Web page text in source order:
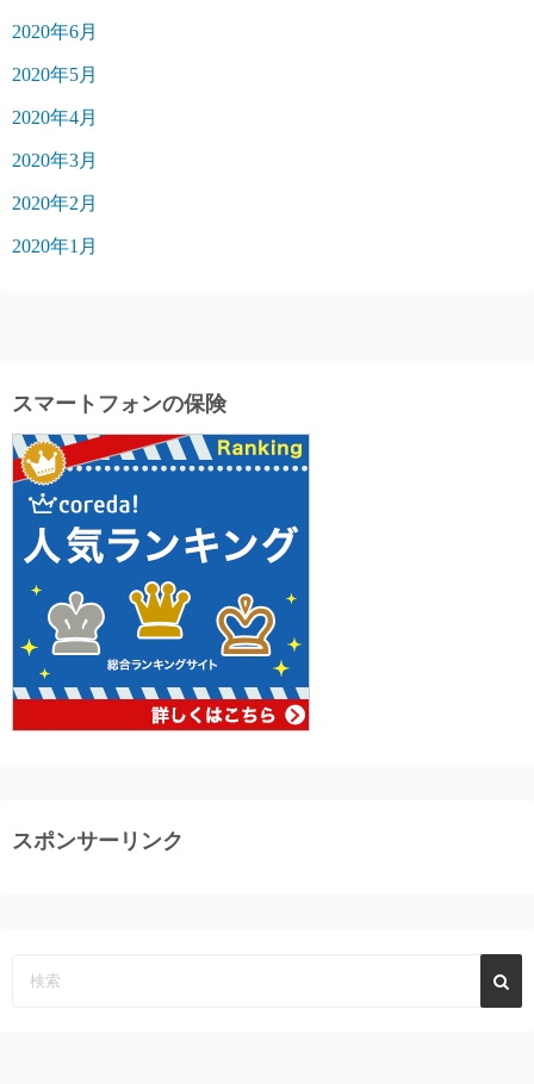
2020年6月
2020年5月
2020年4月
2020年3月
2020年2月
2020年1月
スマートフォンの保険
スポンサーリンク